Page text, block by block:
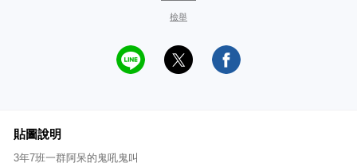
檢舉
貼圖說明
3年7班一群阿呆的鬼吼鬼叫